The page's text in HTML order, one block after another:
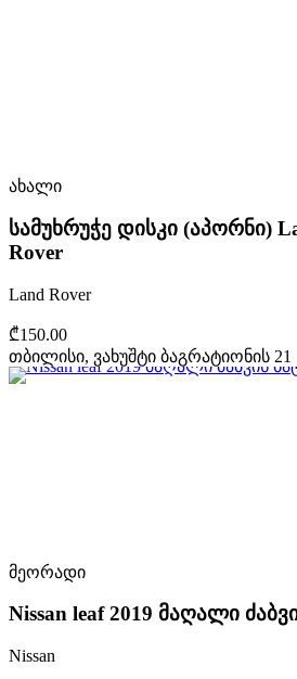
ახალი
სამუხრუჭე დისკი (აპორნი)
Rover
Land Rover
₾150.00
თბილისი, ვახუშტი ბაგრატიონის 21
მეორადი
Nissan leaf 2019 მაღალი
Nissan